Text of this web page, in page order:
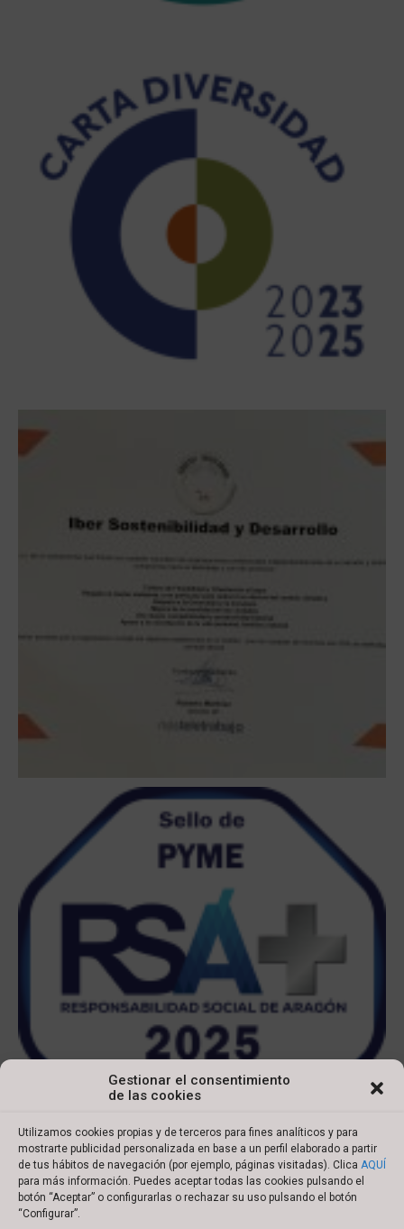
Gestionar el consentimiento
de las cookies
Utilizamos cookies propias y de terceros para fines analíticos y para
mostrarte publicidad personalizada en base a un perfil elaborado a partir
de tus hábitos de navegación (por ejemplo, páginas visitadas). Clica AQUÍ
para más información. Puedes aceptar todas las cookies pulsando el
botón “Aceptar” o configurarlas o rechazar su uso pulsando el botón
“Configurar”.
Copyright © 2022 Ibersyd